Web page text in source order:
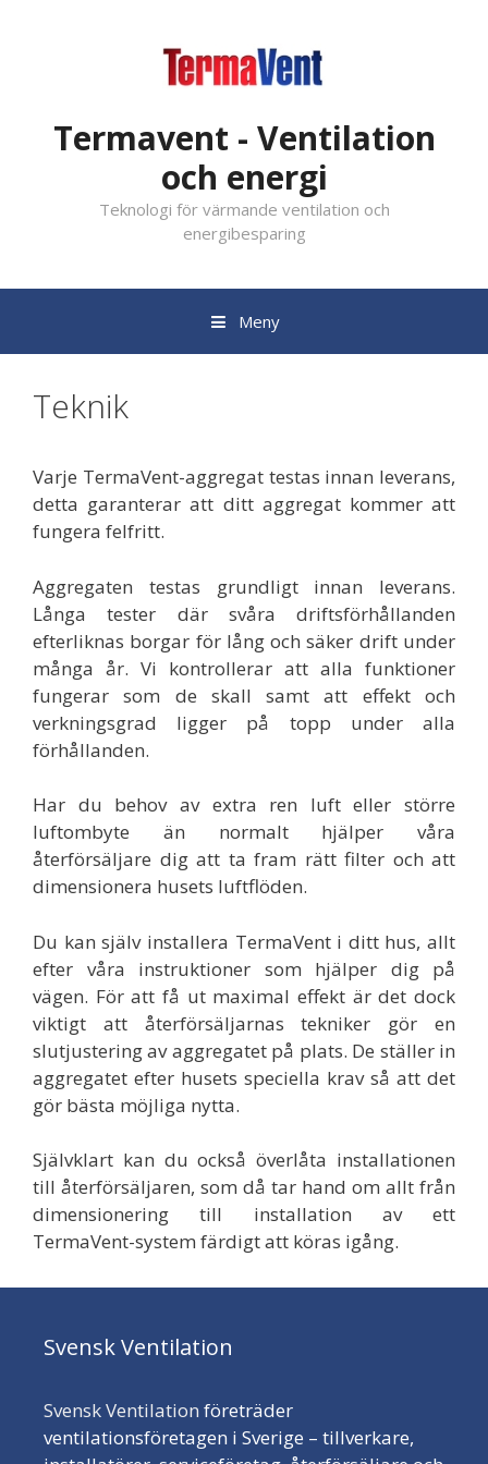
Termavent - Ventilation
och energi
Teknologi för värmande ventilation och
energibesparing
Meny
Teknik
Varje TermaVent-aggregat testas innan leverans,
detta garanterar att ditt aggregat kommer att
fungera felfritt.
Aggregaten testas grundligt innan leverans.
Långa tester där svåra driftsförhållanden
efterliknas borgar för lång och säker drift under
många år. Vi kontrollerar att alla funktioner
fungerar som de skall samt att effekt och
verkningsgrad ligger på topp under alla
förhållanden.
Har du behov av extra ren luft eller större
luftombyte än normalt hjälper våra
återförsäljare dig att ta fram rätt filter och att
dimensionera husets luftflöden.
Du kan själv installera TermaVent i ditt hus, allt
efter våra instruktioner som hjälper dig på
vägen. För att få ut maximal effekt är det dock
viktigt att återförsäljarnas tekniker gör en
slutjustering av aggregatet på plats. De ställer in
aggregatet efter husets speciella krav så att det
gör bästa möjliga nytta.
Självklart kan du också överlåta installationen
till återförsäljaren, som då tar hand om allt från
dimensionering till installation av ett
TermaVent-system färdigt att köras igång.
Svensk Ventilation
Svensk Ventilation företräder
ventilationsföretagen i Sverige – tillverkare,